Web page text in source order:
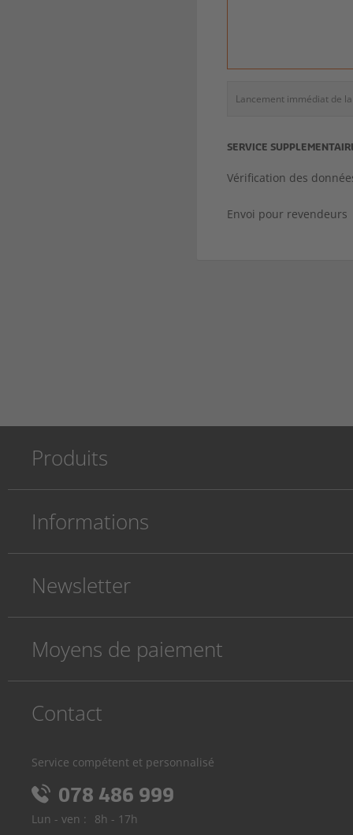
Lancement immédiat de
SERVICE
Vérification des
Envoi pour revendeurs
Produits
Informations
Newsletter
Moyens de paiement
Contact
Service compétent et personnalisé
078 486 999
Lun - ven : 8h - 17h